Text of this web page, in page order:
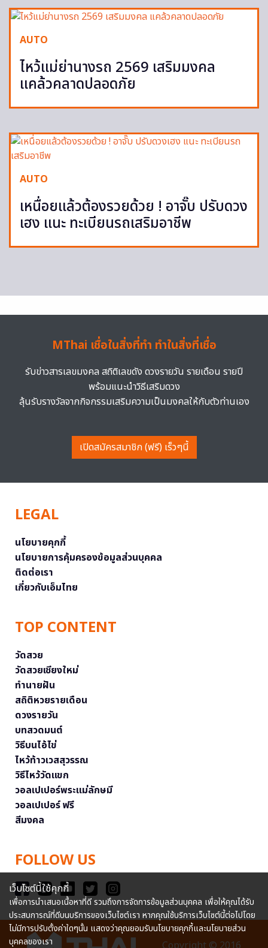
AUTO
ไหว้แม่ย่านางรถ 2569 เสริมมงคล
แคล้วคลาดปลอดภัย
AUTO
เหนื่อยแล้วต้องรวยด้วย ! อาจั๊บ ปรับดวง
เฮง แนะ ทะเบียนรถเสริมอาชีพ
MThai เชื่อในสิ่งที่ทำ ทำในสิ่งที่เชื่อ
รับข่าวสารเลขมงคล สถิติเลขดัง ดวงรายวัน รายเดือน รายปี
พร้อมแนะนำวิธีเสริมดวง
ลุ้นรับรางวัลจากกิจกรรมเสริมความเป็นมงคลให้กับตัวท่านเอง
เปิดสมัครสมาชิก (ฟรี) เร็วๆนี้
LEGAL
นโยบายคุกกี้
นโยบายการคุ้มครองข้อมูลส่วนบุคคล
ติดต่อเรา
เกี่ยวกับเอ็มไทย
TOP CONTENT
วัดสวย
วัดสวยเชียงใหม่
ทำนายฝัน
สถิติหวยรายเดือน
ดวงรายวัน
บทสวดมนต์
วิธีบนไอ้ไข่
ไหว้ท้าวเวสสุวรรณ
วิธีไหว้วัดแขก
วอลเปเปอร์พระแม่ลักษมี
วอลเปเปอร์ ฟรี
สีมงคล
FOLLOW US
เว็บไซต์นี้ใช้คุกกี้
เพื่อการนำเสนอเนื้อหาที่ดี รวมถึงการจัดการข้อมูลส่วนบุคคล เพื่อให้คุณได้รับ
ประสบการณ์ที่ดีบนบริการของเว็บไซต์เรา หากคุณใช้บริการเว็บไซต์นี้ต่อไปโดย
ไม่มีการปรับตั้งค่าใดๆนั้น แสดงว่าคุณยอมรับนโยบายคุกกี้และนโยบายส่วน
บุคคลของเรา